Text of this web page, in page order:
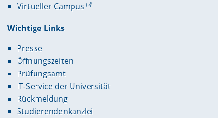
Virtueller Campus
Wichtige Links
Presse
Öffnungszeiten
Prüfungsamt
IT-Service der Universität
Rückmeldung
Studierendenkanzlei